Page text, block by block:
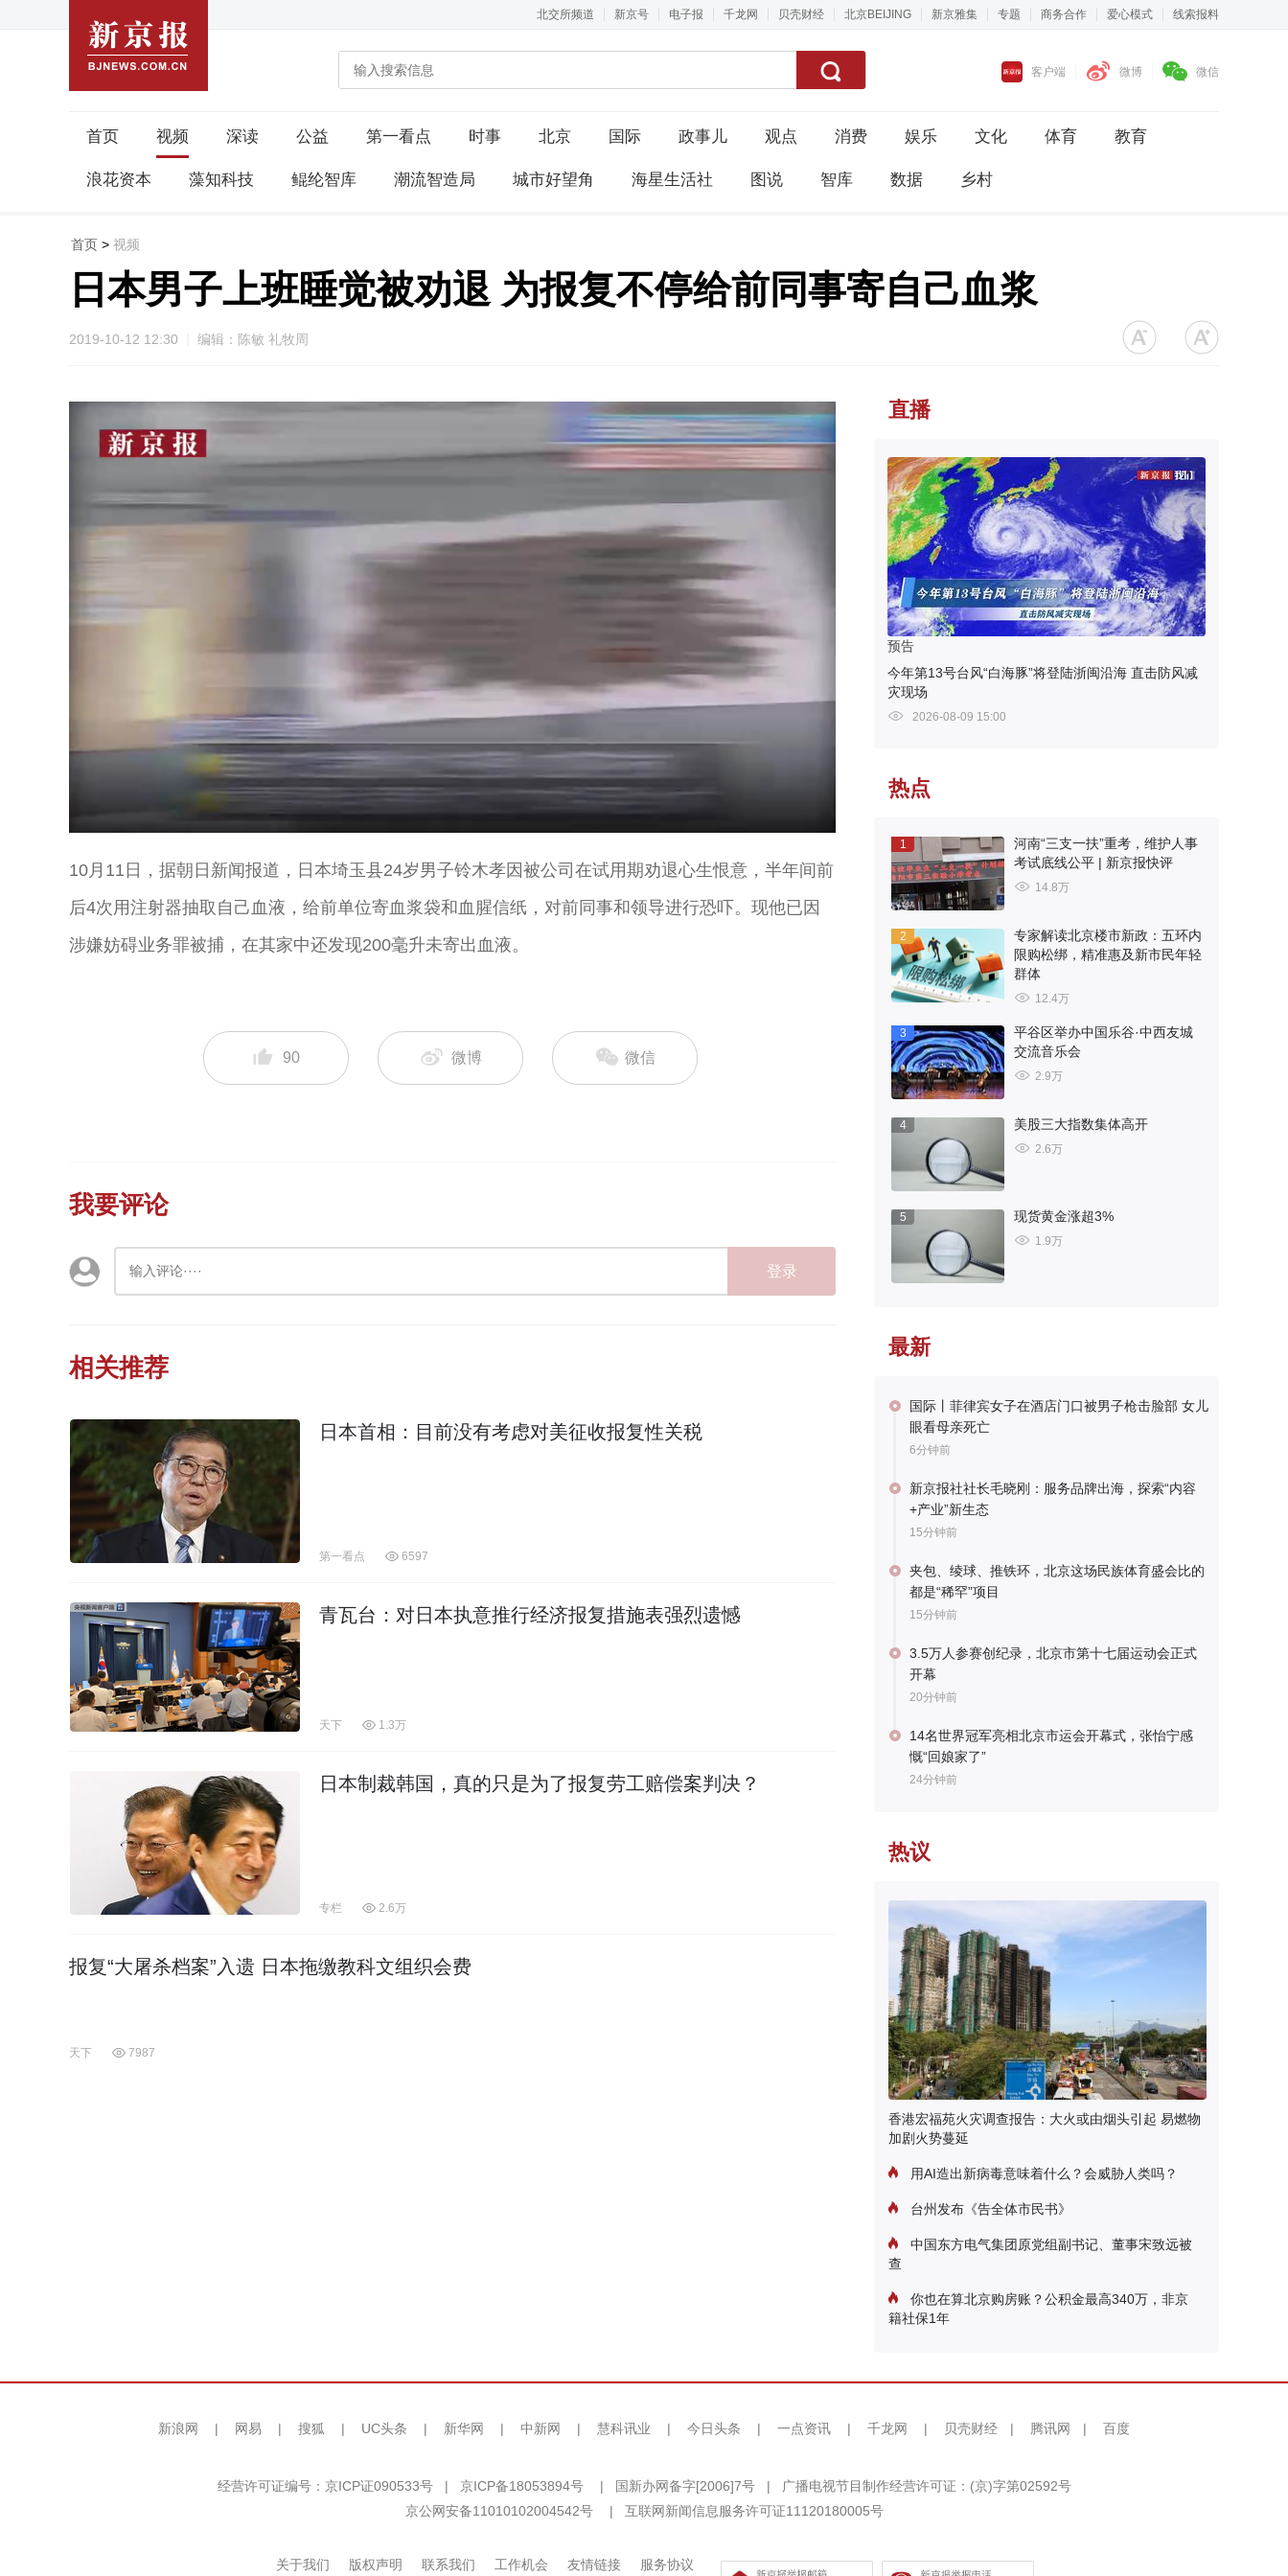
北交所频道 新京号 电子报 千龙网 贝壳财经 北京BEIJING 新京雅集 专题 商务合作 爱心模式 线索报料
客户端 微博 微信
首页 视频 深读 公益 第一看点 时事 北京 国际 政事儿 观点 消费 娱乐 文化 体育 教育
浪花资本 藻知科技 鲲纶智库 潮流智造局 城市好望角 海星生活社 图说 智库 数据 乡村
首页 > 视频
日本男子上班睡觉被劝退 为报复不停给前同事寄自己血浆
2019-10-12 12:30 编辑：陈敏 礼牧周
10月11日，据朝日新闻报道，日本埼玉县24岁男子铃木孝因被公司在试用期劝退心生恨意，半年间前
后4次用注射器抽取自己血液，给前单位寄血浆袋和血腥信纸，对前同事和领导进行恐吓。现他已因
涉嫌妨碍业务罪被捕，在其家中还发现200毫升未寄出血液。
90 微博 微信
我要评论
登录
相关推荐
日本首相：目前没有考虑对美征收报复性关税
第一看点 6597
青瓦台：对日本执意推行经济报复措施表强烈遗憾
天下 1.3万
日本制裁韩国，真的只是为了报复劳工赔偿案判决？
专栏 2.6万
报复“大屠杀档案”入遗 日本拖缴教科文组织会费
天下 7987
直播
预告
今年第13号台风“白海豚”将登陆浙闽沿海 直击防风减
灾现场
2026-08-09 15:00
热点
1
河南“三支一扶”重考，维护人事
考试底线公平 | 新京报快评
14.8万
2
专家解读北京楼市新政：五环内
限购松绑，精准惠及新市民年轻
群体
12.4万
3
平谷区举办中国乐谷·中西友城
交流音乐会
2.9万
4 美股三大指数集体高开
2.6万
5 现货黄金涨超3%
1.9万
最新
国际丨菲律宾女子在酒店门口被男子枪击脸部 女儿
眼看母亲死亡
6分钟前
新京报社社长毛晓刚：服务品牌出海，探索“内容
+产业”新生态
15分钟前
夹包、绫球、推铁环，北京这场民族体育盛会比的
都是“稀罕”项目
15分钟前
3.5万人参赛创纪录，北京市第十七届运动会正式
开幕
20分钟前
14名世界冠军亮相北京市运会开幕式，张怡宁感
慨“回娘家了”
24分钟前
热议
香港宏福苑火灾调查报告：大火或由烟头引起 易燃物
加剧火势蔓延
用AI造出新病毒意味着什么？会威胁人类吗？
台州发布《告全体市民书》
中国东方电气集团原党组副书记、董事宋致远被
查
你也在算北京购房账？公积金最高340万，非京
籍社保1年
新浪网 | 网易 | 搜狐 | UC头条 | 新华网 | 中新网 | 慧科讯业 | 今日头条 | 一点资讯 | 千龙网 | 贝壳财经 | 腾讯网 | 百度
经营许可证编号：京ICP证090533号 | 京ICP备18053894号 | 国新办网备字[2006]7号 |
广播电视节目制作经营许可证：(京)字第02592号
京公网安备11010102004542号
| 互联网新闻信息服务许可证11120180005号
关于我们 版权声明 联系我们 工作机会 友情链接 服务协议